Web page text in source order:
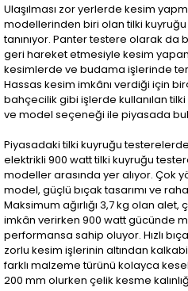
Ulaşılması zor yerlerde kesim
modellerinden biri olan tilki kuyruğu
tanınıyor. Panter testere olarak da
geri hareket etmesiyle kesim
kesimlerde ve budama işlerinde
Hassas kesim imkânı verdiği için
bahçecilik gibi işlerde kullanılan
ve model seçeneği ile piyasada
Piyasadaki tilki kuyruğu
elektrikli 900 watt tilki kuyruğu
modeller arasında yer alıyor. Çok
model, güçlü bıçak tasarımı ve
Maksimum ağırlığı 3,7 kg olan
imkân verirken 900 watt gücünde
performansa sahip oluyor. Hızlı
zorlu kesim işlerinin altından
farklı malzeme türünü kolayca
200 mm olurken çelik kesme